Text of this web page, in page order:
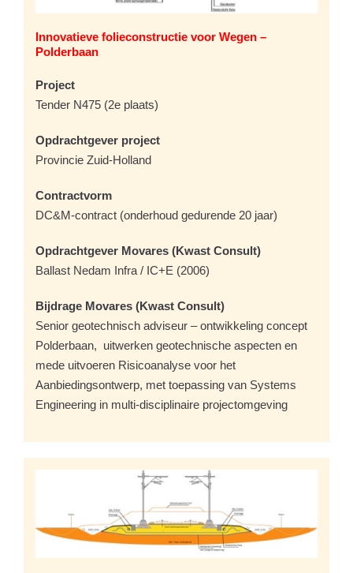
Innovatieve folieconstructie voor Wegen –
Polderbaan
Project
Tender N475 (2e plaats)
Opdrachtgever project
Provincie Zuid-Holland
Contractvorm
DC&M-contract (onderhoud gedurende 20 jaar)
Opdrachtgever Movares (Kwast Consult)
Ballast Nedam Infra / IC+E (2006)
Bijdrage Movares (Kwast Consult)
Senior geotechnisch adviseur – ontwikkeling concept
Polderbaan, uitwerken geotechnische aspecten en
mede uitvoeren Risicoanalyse voor het
Aanbiedingsontwerp, met toepassing van Systems
Engineering in multi-disciplinaire projectomgeving